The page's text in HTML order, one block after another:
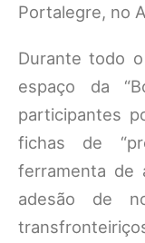
Portalegre, no
Durante todo
espaço da
participantes
fichas de
ferramenta de
adesão de